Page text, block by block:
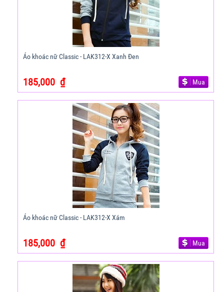
Áo khoác nữ Classic - LAK312-X Xanh Đen
185,000 ₫ Mua
Áo khoác nữ Classic - LAK312-X Xám
185,000 ₫ Mua